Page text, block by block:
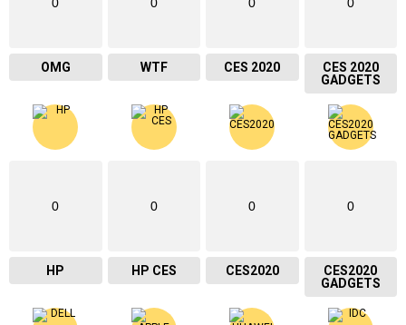
OMG WTF CES 2020
CES 2020
GADGETS
0
HP
0
HP CES
0
CES2020
0
CES2020
GADGETS